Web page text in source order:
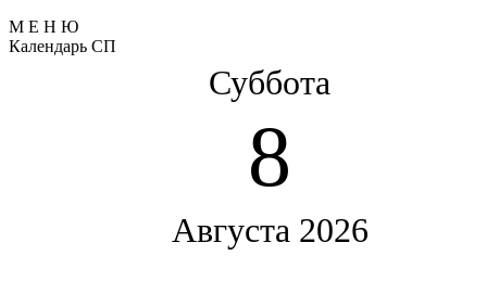
М Е Н Ю
Календарь СП
Суббота
8
Августа 2026